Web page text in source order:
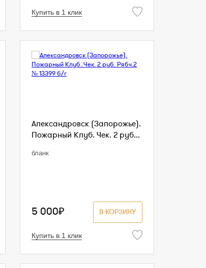
Купить в 1 клик
Александровск (Запорожье).
Пожарный Клуб. Чек. 2 руб...
бланк
В КОРЗИНУ
5 000₽
Купить в 1 клик